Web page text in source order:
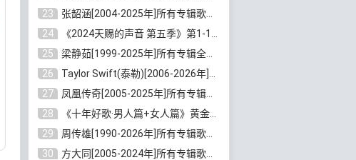
23
张韶涵[2004-2025年]所有专辑歌曲合集 [无损MP3/FLAC/7.5GB]百度云网盘下载
24
《2024天赐的声音 第五季》第1-12期歌曲[无损FLAC/MP3]百度云网盘下载
25
梁静茹[1999-2025年]所有专辑全部歌曲打包[无损FLAC/MP3/10.71GB]百度云网盘下载
26
Taylor Swift(泰勒)[2006-2026年]所有歌曲合集打包[无损FLAC/MP3/23.78GB]百度云网盘下载
27
凤凰传奇[2005-2025年]所有专辑歌曲合集[无损WAV/FLAC+MP3/11.62GB]百度云网盘下载
28
《十年好歌·男人篇+女人篇》黄金国语珍藏6CD[无损WAV/MP3/4.09GB]百度云网盘下载
29
周传雄[1990-2026年]所有专辑歌曲全集[无损FLAC/MP3/10GB]百度云网盘下载
30
方大同[2005-2024年]所有专辑歌曲合集[高品质MP3+无损FLAC/7.59GB]百度云网盘下载